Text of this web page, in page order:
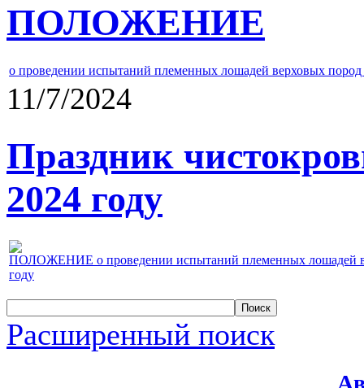
ПОЛОЖЕНИЕ
о проведении испытаний племенных лошадей верховых
11/7/2024
Праздник
2024 году
ПОЛОЖЕНИЕ о проведении испытаний племенных лошадей
году
Расширенный поиск